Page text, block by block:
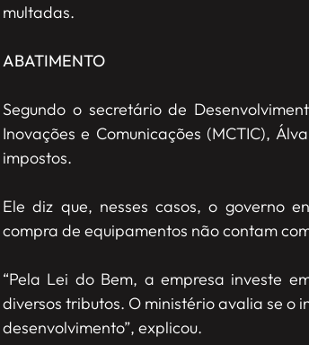
multadas.
ABATIMENTO
Segundo o secretário de
Inovações e Comunicações (MCTIC),
impostos.
Ele diz que, nesses casos, o governo
compra de equipamentos não contam
“Pela Lei do Bem, a empresa investe
diversos tributos. O ministério avalia se o
desenvolvimento”, explicou.